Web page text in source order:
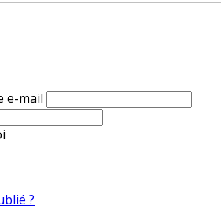
e-mail
?